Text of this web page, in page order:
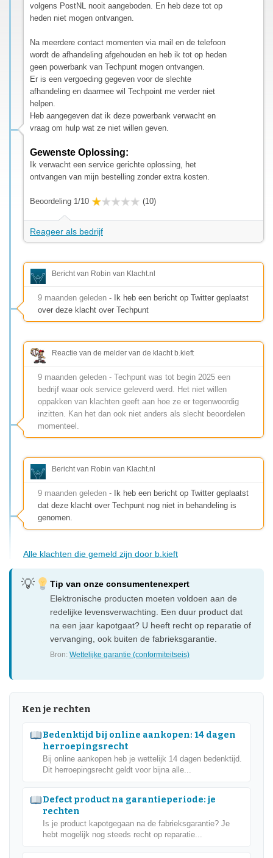
volgens PostNL nooit aangeboden. En heb deze tot op
heden niet mogen ontvangen.
Na meerdere contact momenten via mail en de telefoon
wordt de afhandeling afgehouden en heb ik tot op heden
geen powerbank van Techpunt mogen ontvangen.
Er is een vergoeding gegeven voor de slechte
afhandeling en daarmee wil Techpoint me verder niet
helpen.
Heb aangegeven dat ik deze powerbank verwacht en
vraag om hulp wat ze niet willen geven.
Gewenste Oplossing:
Ik verwacht een service gerichte oplossing, het
ontvangen van mijn bestelling zonder extra kosten.
Beoordeling 1/10 (10)
Reageer als bedrijf
Bericht van Robin van Klacht.nl
9 maanden geleden - Ik heb een bericht op Twitter geplaatst
over deze klacht over Techpunt
Reactie van de melder van de klacht b.kieft
9 maanden geleden - Techpunt was tot begin 2025 een
bedrijf waar ook service geleverd werd. Het niet willen
oppakken van klachten geeft aan hoe ze er tegenwoordig
inzitten. Kan het dan ook niet anders als slecht beoordelen
momenteel.
Bericht van Robin van Klacht.nl
9 maanden geleden - Ik heb een bericht op Twitter geplaatst
dat deze klacht over Techpunt nog niet in behandeling is
genomen.
Alle klachten die gemeld zijn door b.kieft
Tip van onze consumentenexpert
Elektronische producten moeten voldoen aan de
redelijke levensverwachting. Een duur product dat
na een jaar kapotgaat? U heeft recht op reparatie of
vervanging, ook buiten de fabrieksgarantie.
Bron:Wettelijke garantie (conformiteitseis)
Ken je rechten
Bedenktijd bij online aankopen: 14 dagen
herroepingsrecht
Bij online aankopen heb je wettelijk 14 dagen bedenktijd.
Dit herroepingsrecht geldt voor bijna alle...
Defect product na garantieperiode: je
rechten
Is je product kapotgegaan na de fabrieksgarantie? Je
hebt mogelijk nog steeds recht op reparatie...